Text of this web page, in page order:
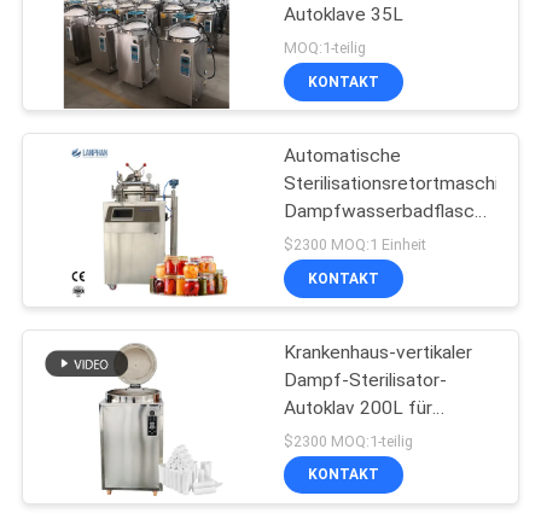
Autoklave 35L
MOQ:1-teilig
KONTAKT
Automatische
Sterilisationsretortmaschine
Dampfwasserbadflasche
Essbare Pilze
$2300 MOQ:1 Einheit
KONTAKT
Krankenhaus-vertikaler
Dampf-Sterilisator-
Autoklav 200L für
zahnmedizinisches
0.22MPa
$2300 MOQ:1-teilig
KONTAKT